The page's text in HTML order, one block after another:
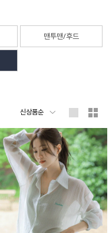
맨투맨/후드